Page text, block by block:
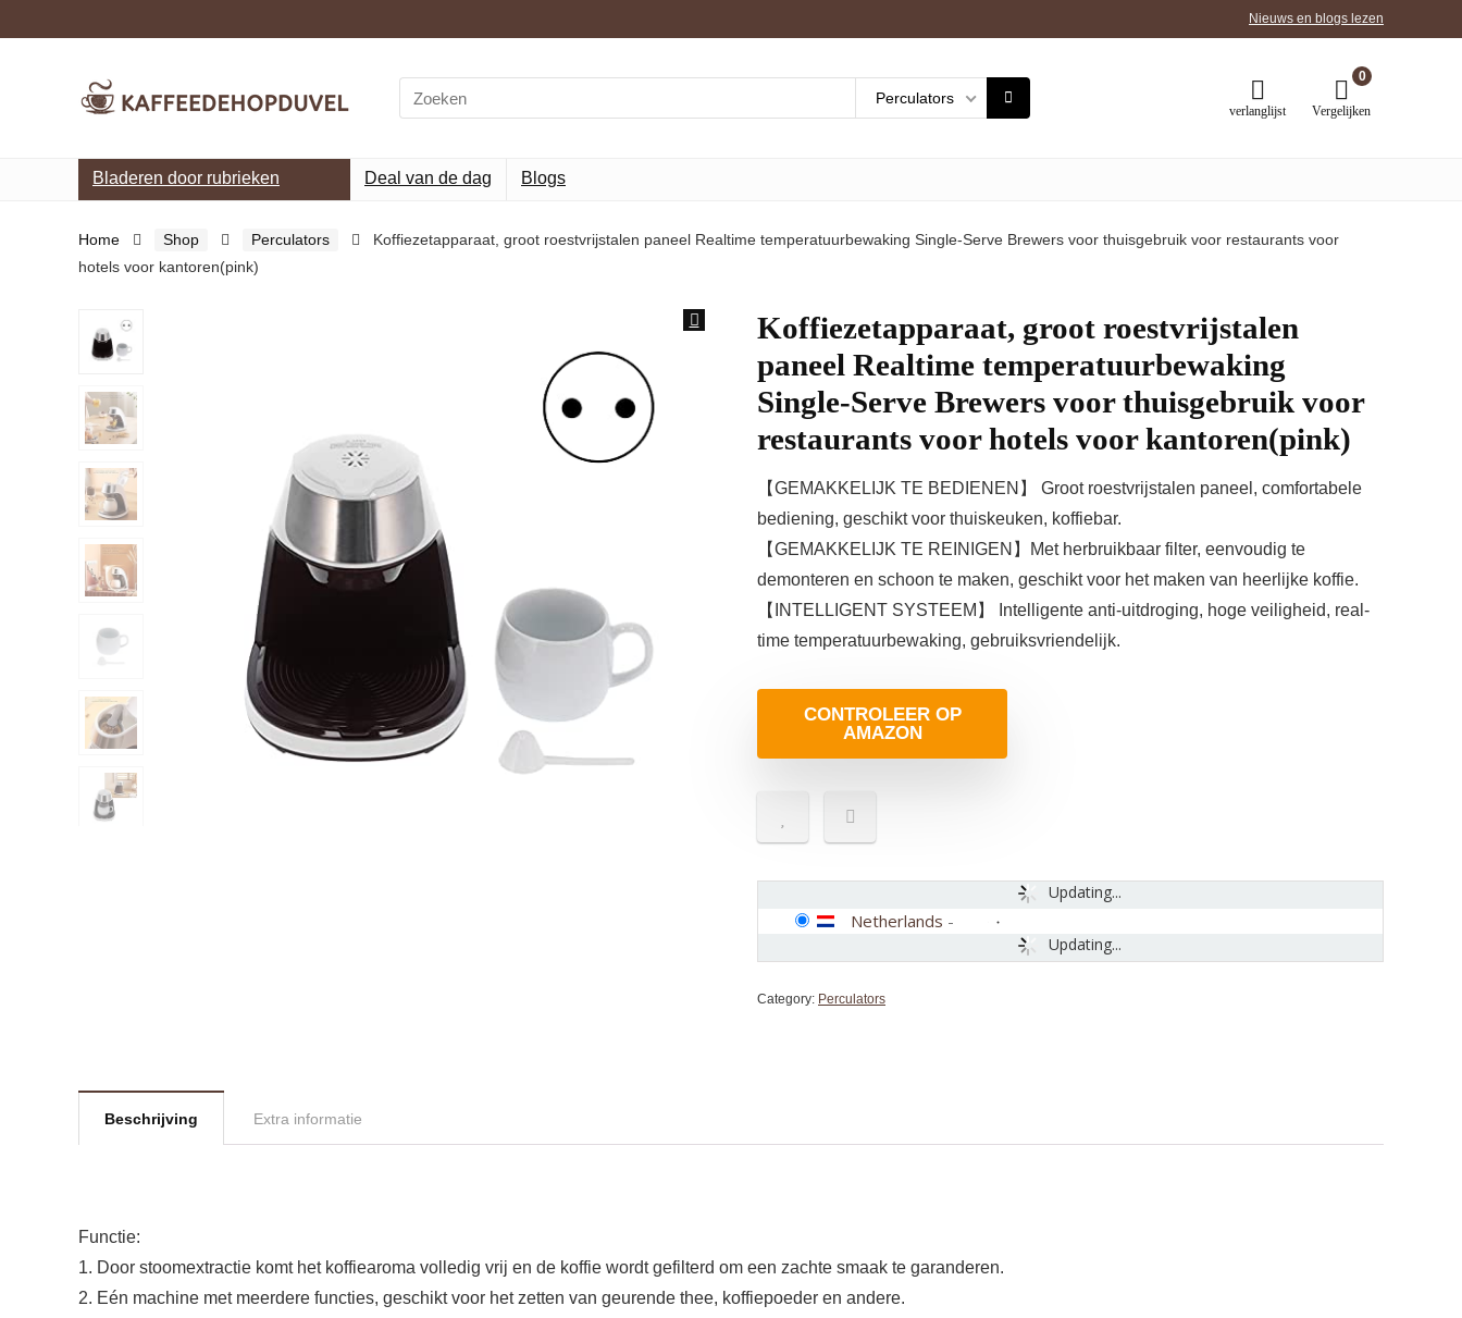
Nieuws en blogs lezen
Search
for:
Perculators
verlanglijst
0
Vergelijken
Bladeren door rubrieken Deal van de dag Blogs
Home Shop Perculators
Koffiezetapparaat, groot roestvrijstalen paneel Realtime temperatuurbewaking Single-Serve Brewers voor thuisgebruik voor restaurants voor
hotels voor kantoren(pink)
Koffiezetapparaat, groot roestvrijstalen
paneel Realtime temperatuurbewaking
Single-Serve Brewers voor thuisgebruik voor
restaurants voor hotels voor kantoren(pink)
【GEMAKKELIJK TE BEDIENEN】 Groot roestvrijstalen paneel, comfortabele
bediening, geschikt voor thuiskeuken, koffiebar.
【GEMAKKELIJK TE REINIGEN】Met herbruikbaar filter, eenvoudig te
demonteren en schoon te maken, geschikt voor het maken van heerlijke koffie.
【INTELLIGENT SYSTEEM】 Intelligente anti-uitdroging, hoge veiligheid, real-
time temperatuurbewaking, gebruiksvriendelijk.
CONTROLEER OP
AMAZON
Updating...
Updating...
Netherlands -
Category: Perculators
Beschrijving Extra informatie
Functie:
1. Door stoomextractie komt het koffiearoma volledig vrij en de koffie wordt gefilterd om een ​​zachte smaak te garanderen.
2. Eén machine met meerdere functies, geschikt voor het zetten van geurende thee, koffiepoeder en andere.